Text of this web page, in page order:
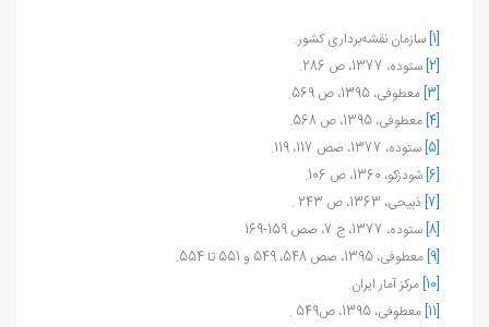
[1] سازمان نقشه‌برداری کشور.
[2]
ستوده، 1377، ص 286.
[3]
معطوفی، 1395، ص 569.
[4]
معطوفی، 1395، ص 568.
[5]
ستوده، 1377، صص 117، 119.
[6]
شودزکو، 1360، ص 106.
[7]
ذبیحی، 1363، ص 243 .
[8]
ستوده، 1377، ج 7، صص 159-169
[9] معطوفی، 1395، صص 548، 549 و 551 تا 554.
[10]
مرکز آمار ایران.
[11]
معطوفی، 1395، ص549 .